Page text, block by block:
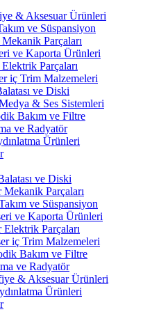
& Aksesuar Ürünleri
ve Süspansiyon
Parçaları
ve Kaporta Ürünleri
Parçaları
iç Trim Malzemeleri
ve Diski
& Ses Sistemleri
Bakım ve Filtre
ve Radyatör
Ürünleri
ve Diski
Parçaları
ve Süspansiyon
ve Kaporta Ürünleri
Parçaları
iç Trim Malzemeleri
Bakım ve Filtre
ve Radyatör
& Aksesuar Ürünleri
Ürünleri